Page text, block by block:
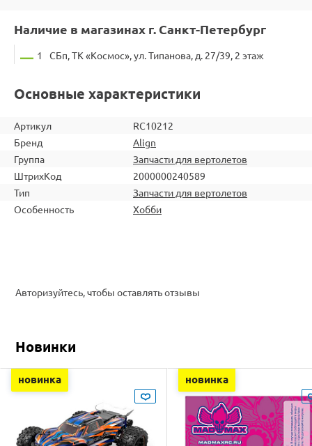
Наличие в магазинах г. Санкт-Петербург
1 СБп, ТК «Космос», ул. Типанова, д. 27/39, 2 этаж
Основные характеристики
Артикул
RC10212
Бренд
Align
Группа
Запчасти для вертолетов
ШтрихКод
2000000240589
Тип
Запчасти для вертолетов
Особенность
Хобби
Авторизуйтесь, чтобы оставлять отзывы
Новинки
новинка новинка